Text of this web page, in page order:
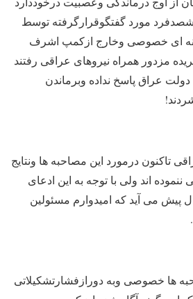
مورد گفتگوقرارگرفته توسط
ای خصوصی وخارج ازکمپ اشرف
مزدور همراه نیروهای عراقی رفتند
عراق پاسخ نداده وبرماندن
تاکنون درمورد این مصاحبه ها ونتایج
اند ولی با توجه به این ادعای
پیش می آید که امیدوارم مسئولین
ها خصوصی وبه دورازفشارتشکیلاتی